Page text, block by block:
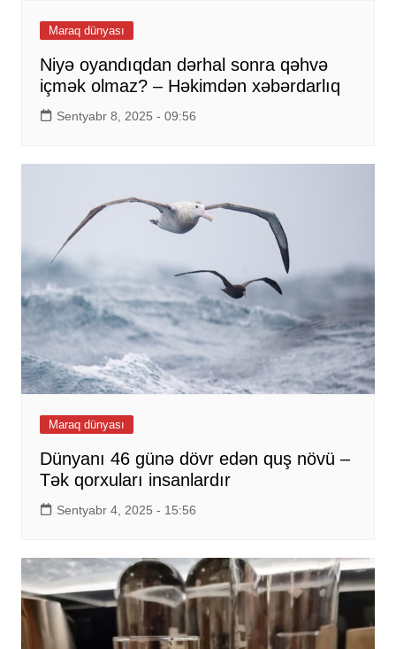
Maraq dünyası
Niyə oyandıqdan dərhal sonra qəhvə
içmək olmaz? – Həkimdən xəbərdarlıq
Sentyabr 8, 2025 - 09:56
Maraq dünyası
Dünyanı 46 günə dövr edən quş növü –
Tək qorxuları insanlardır
Sentyabr 4, 2025 - 15:56